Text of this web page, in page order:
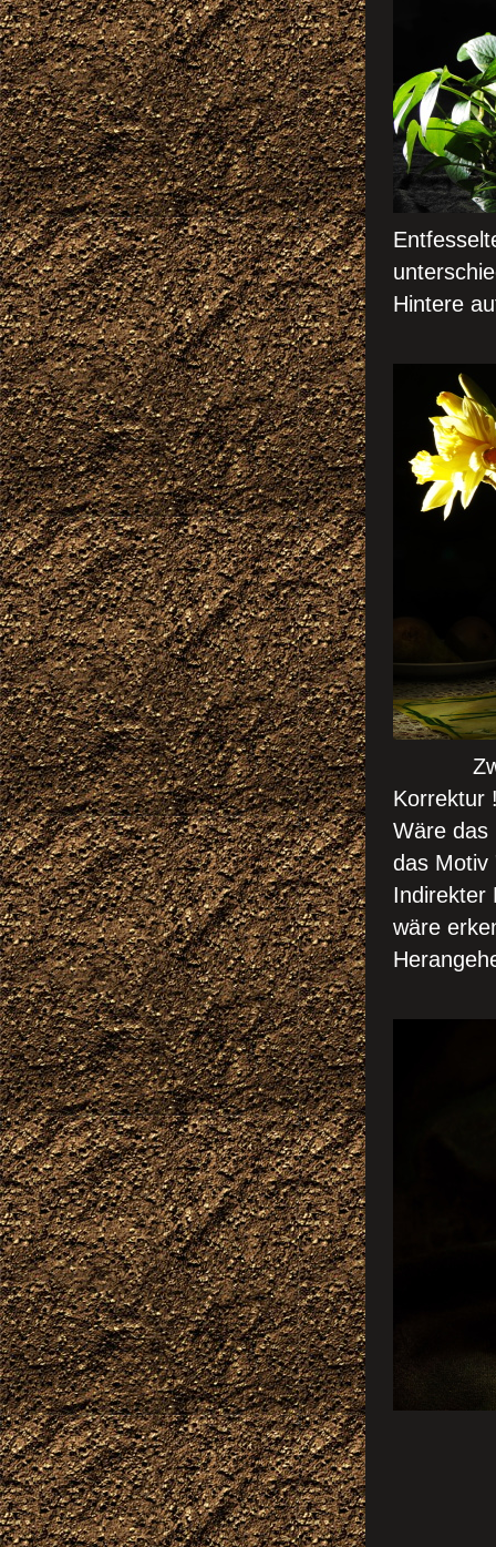
Hintere
Zwei
Korrektur
Wäre das
das Motiv
Indirekter
wäre